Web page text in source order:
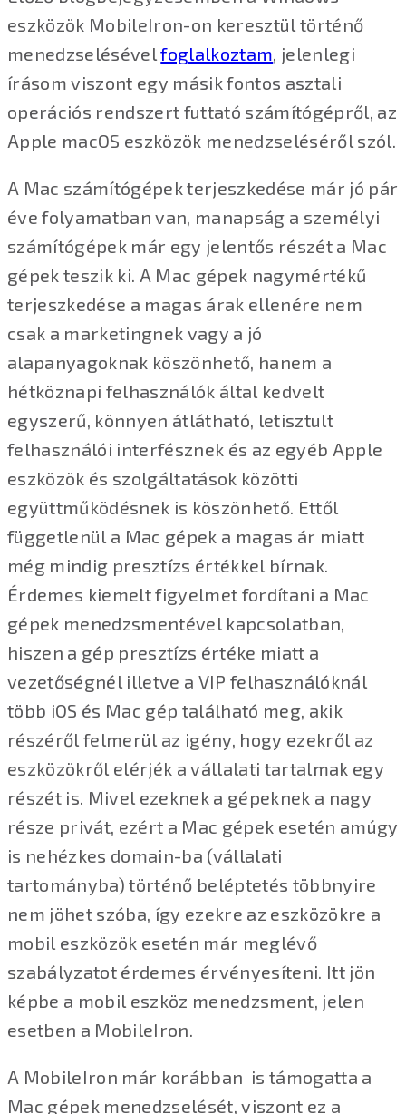
eszközök MobileIron-on keresztül történő
menedzselésévelfoglalkoztam, jelenlegi
írásom viszont egy másik fontos asztali
operációs rendszert futtató számítógépről, az
Apple macOS eszközök menedzseléséről szól.
A Mac számítógépek terjeszkedése már jó pár
éve folyamatban van, manapság a személyi
számítógépek már egy jelentős részét a Mac
gépek teszik ki. A Mac gépek nagymértékű
terjeszkedése a magas árak ellenére nem
csak a marketingnek vagy a jó
alapanyagoknak köszönhető, hanem a
hétköznapi felhasználók által kedvelt
egyszerű, könnyen átlátható, letisztult
felhasználói interfésznek és az egyéb Apple
eszközök és szolgáltatások közötti
együttműködésnek is köszönhető. Ettől
függetlenül a Mac gépek a magas ár miatt
még mindig presztízs értékkel bírnak.
Érdemes kiemelt figyelmet fordítani a Mac
gépek menedzsmentével kapcsolatban,
hiszen a gép presztízs értéke miatt a
vezetőségnél illetve a VIP felhasználóknál
több iOS és Mac gép található meg, akik
részéről felmerül az igény, hogy ezekről az
eszközökről elérjék a vállalati tartalmak egy
részét is. Mivel ezeknek a gépeknek a nagy
része privát, ezért a Mac gépek esetén amúgy
is nehézkes domain-ba (vállalati
tartományba) történő beléptetés többnyire
nem jöhet szóba, így ezekre az eszközökre a
mobil eszközök esetén már meglévő
szabályzatot érdemes érvényesíteni. Itt jön
képbe a mobil eszköz menedzsment, jelen
esetben a MobileIron.
A MobileIron már korábban is támogatta a
Mac gépek menedzselését, viszont ez a